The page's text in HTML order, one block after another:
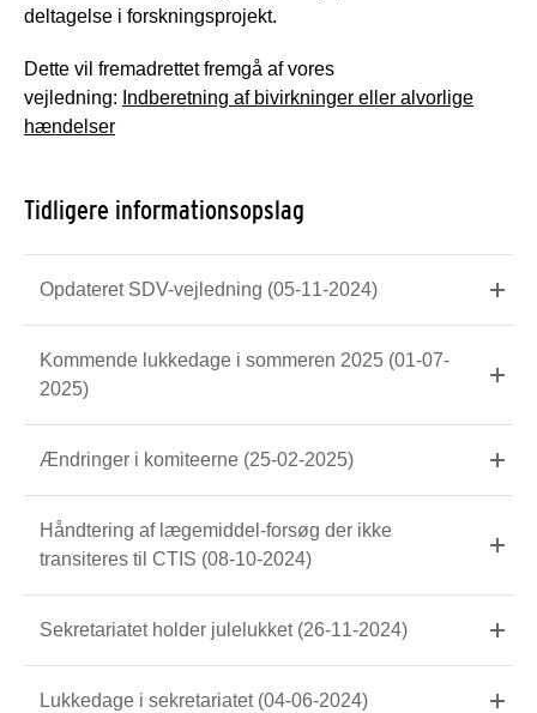
deltagelse i forskningsprojekt.
Dette vil fremadrettet fremgå af vores
vejledning: Indberetning af bivirkninger eller alvorlige
hændelser
Tidligere informationsopslag
Opdateret SDV-vejledning (05-11-2024)
Kommende lukkedage i sommeren 2025 (01-07-
2025)
Ændringer i komiteerne (25-02-2025)
Håndtering af lægemiddel-forsøg der ikke
transiteres til CTIS (08-10-2024)
Sekretariatet holder julelukket (26-11-2024)
Lukkedage i sekretariatet (04-06-2024)